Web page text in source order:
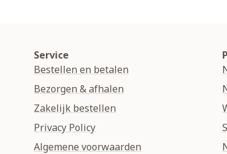
Service
Bestellen en betalen
Bezorgen & afhalen
Zakelijk bestellen
Privacy Policy
Algemene voorwaarden